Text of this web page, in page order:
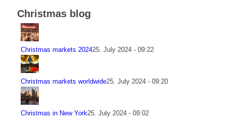
Christmas blog
Christmas markets 202425. July 2024 - 09:22
Christmas markets worldwide25. July 2024 - 09:20
Christmas in New York25. July 2024 - 09:02